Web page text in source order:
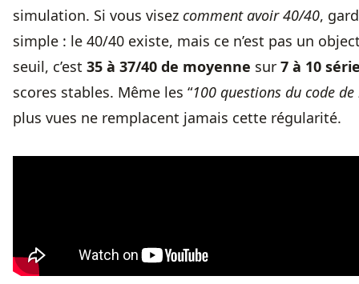
simulation. Si vous visez comment avoir 40/40,
simple : le 40/40 existe, mais ce n’est pas un
seuil, c’est 35 à 37/40 de moyenne sur 7 à 10
scores stables. Même les “100 questions du code
plus vues ne remplacent jamais cette régularité.